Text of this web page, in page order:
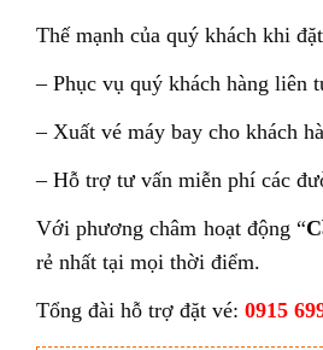
Thế mạnh của quý khách khi
– Phục vụ quý khách hàng liên
– Xuất vé máy bay cho khách
– Hỗ trợ tư vấn miễn phí các
Với phương châm hoạt động “
rẻ nhất tại mọi thời điểm.
Tổng đài hỗ trợ đặt vé: 0915